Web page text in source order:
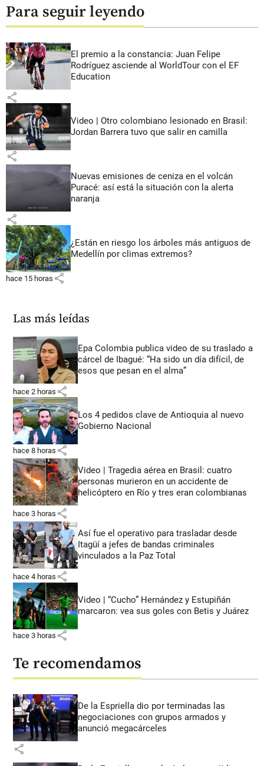
Para seguir leyendo
El premio a la constancia: Juan Felipe
Rodríguez asciende al WorldTour con el EF
Education
share
Video | Otro colombiano lesionado en Brasil:
Jordan Barrera tuvo que salir en camilla
share
Nuevas emisiones de ceniza en el volcán
Puracé: así está la situación con la alerta
naranja
share
¿Están en riesgo los árboles más antiguos de
Medellín por climas extremos?
hace 15 horas share
Las más leídas
Epa Colombia publica video de su traslado a
cárcel de Ibagué: “Ha sido un día difícil, de
esos que pesan en el alma”
hace 2 horas share
Los 4 pedidos clave de Antioquia al nuevo
Gobierno Nacional
hace 8 horas share
Video | Tragedia aérea en Brasil: cuatro
personas murieron en un accidente de
helicóptero en Río y tres eran colombianas
hace 3 horas share
Así fue el operativo para trasladar desde
Itagüí a jefes de bandas criminales
vinculados a la Paz Total
hace 4 horas share
Video | “Cucho” Hernández y Estupiñán
marcaron: vea sus goles con Betis y Juárez
hace 3 horas share
Te recomendamos
De la Espriella dio por terminadas las
negociaciones con grupos armados y
anunció megacárceles
share